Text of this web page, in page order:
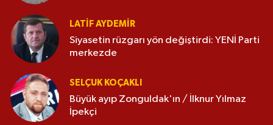
LATIF AYDEMIR
Siyasetin rüzgarı yön değiştirdi: YENİ Parti
merkezde
SELÇUK KOÇAKLI
Büyük ayıp Zonguldak'ın / İlknur Yılmaz
İpekçi